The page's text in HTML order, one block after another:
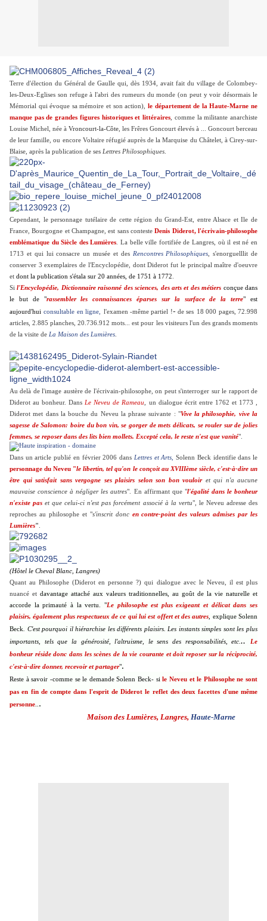
Terre d'élection du Général de Gaulle qui, dès 1934, avait fait du village de Colombey-
les-Deux-Eglises son refuge à l'abri des rumeurs du monde (on peut y voir désormais le
Mémorial qui évoque sa mémoire et son action),
le département de la Haute-Marne ne
manque pas de grandes figures historiques et littéraires , comme la militante anarchiste
Louise Michel, née à Vroncourt-la-Côte , les Frêres Goncourt élevés à ... Goncourt berceau
de leur famille, ou encore Voltaire réfugié auprès de la Marquise du Châtelet, à Cirey-sur-
Blaise, après la publication de ses Lettres Philosophiques
Cependant, le personnage tutélaire de cette région du Grand-Est, entre Alsace et Ile de
France, Bourgogne et Champagne, est sans contesteDenis Diderot, l'écrivain-philosophe
emblématique du Siècle des Lumières . La belle ville fortifiée de Langres, où il est né en
1713 et qui lui consacre un musée et des Rencontres Philosophiques , s'enorguelllit de
conserver 3 exemplaires de l'Encyclopédie, dont Diderot fut le principal maître d'oeuvre
et dont la publication s'étala sur 20 années, de 1751 à 1772
Sil'Encyclopédie, Dictionnaire raisonné des sciences, des arts et des métiers conçue dans
le but de "rassembler les connaissances éparses sur la surface de la terre" est
aujourd'hui consultable en ligne, l'examen -même partiel !- de ses 18 000 pages, 72.998
articles, 2.885 planches, 20.736.912 mots... est pour les visiteurs l'un des grands moments
de la visite de La Maison des Lumières
Au delà de l'image austère de l'écrivain-philosophe, on peut s'interroger sur le rapport de
Diderot au bonheur. Dans Le Neveu de Rameau
, un dialogue écrit entre 1762 et 1773 ,
Diderot met dans la bouche du Neveu la phrase suivante : "Vive la philosophie, vive la
sagesse de Salomon: boire du bon vin, se gorger de mets délicats, se rouler sur de jolies
femmes, se reposer dans des lits bien mollets. Excepté cela, le reste n'est que vanité".
Dans un article publié en février 2006 dans Lettres et Arts
Solenn Beck identifie dans le
personnage du Neveu "le libertin, tel qu'on le conçoit au XVIIIème siècle, c'est-à-dire un
être qui satisfait sans vergogne ses plaisirs selon son bon vouloiret qui n'a aucune
mauvaise conscience à négliger les autres". En affirmant que "l'égalité dans le bonheur
n'existe pas et que celui-ci n'est pas forcément associé à la vertu", le Neveu adresse des
reproches au philosophe et "s'inscrit donc en contre-point des valeurs admises par les
Lumières"
(Hôtel le Cheval Blanc, Langres)
Quant au Philosophe (Diderot en personne ?) qui dialogue avec le Neveu, il est plus
nuancé et davantage attaché aux valeurs traditionnelles, au goût de la vie naturelle et
accorde la primauté à la vertu. "Le philosophe est plus exigeant et délicat dans ses
plaisirs, également plus respectueux de ce qui lui est offert et des autres
explique Solenn
Beck
C'est pourquoi il hiérarchise les différents plaisirs. Les instants simples sont les plus
importants, tels que la générosité, l'altruisme, le sens des responsabilités, etc...
Le
bonheur réside donc dans les scènes de la vie courante et doit reposer sur la réciprocité,
c'est-à-dire donner, recevoir et partager".
Reste à savoir -comme se le demande Solenn Beck- sile Neveu et le Philosophe ne sont
pas en fin de compte dans l'esprit de Diderot le reflet des deux facettes d'une même
personne
.
Maison des Lumières, Langres,Haute-Marne